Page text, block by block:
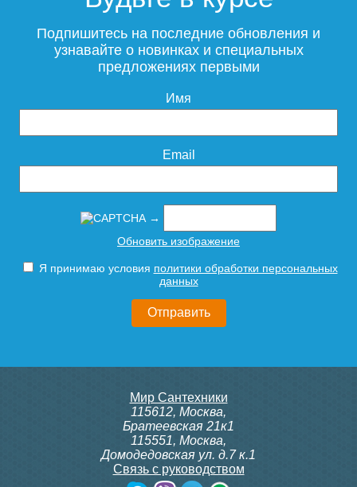
Подпишитесь на последние обновления и
узнавайте о новинках и специальных
предложениях первыми
Имя
Email
→
Обновить изображение
Я принимаю условия политики обработки персональных
данных
Мир Сантехники
115612, Москва,
Братеевская 21к1
115551, Москва,
Домодедовская ул. д.7 к.1
Связь с руководством